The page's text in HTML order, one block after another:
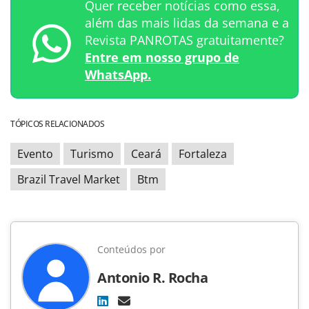
Quer receber notícias como essa,
além das mais lidas da semana e a
Revista PANROTAS gratuitamente?
Entre em nosso grupo de
WhatsApp.
TÓPICOS RELACIONADOS
Evento Turismo Ceará
Fortaleza
Brazil Travel Market
Btm
Conteúdos por
Antonio R. Rocha